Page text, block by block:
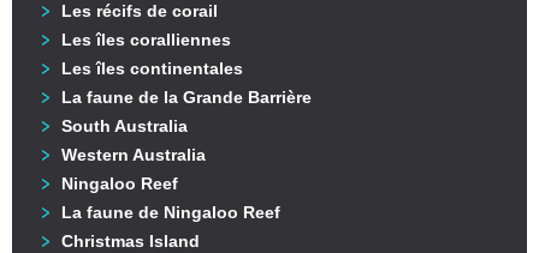
Les récifs de corail
Les îles coralliennes
Les îles continentales
La faune de la Grande Barrière
South Australia
Western Australia
Ningaloo Reef
La faune de Ningaloo Reef
Christmas Island